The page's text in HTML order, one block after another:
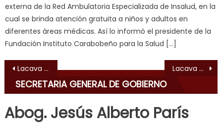
य
भ
indian
erotic
videos
externa de la Red Ambulatoria Especializada de Insalud, en la
cual se brinda atención gratuita a niños y adultos en
diferentes áreas médicas. Así lo informó el presidente de la
Fundación Instituto Carabobeño para la Salud […]
Navegación de entradas
Lacava anuncia acciones para reducir accidentes de tránsito en Carabobo Lacava entregó certificados de capacitación en DDHH a funcionarios de PoliCarabobo
SECRETARIA GENERAL DE GOBIERNO
Abog. Jesús Alberto París